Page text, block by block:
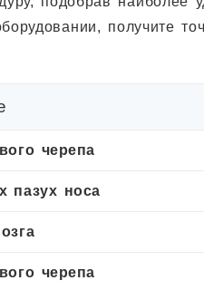
получите
черепа
пазух носа
черепа